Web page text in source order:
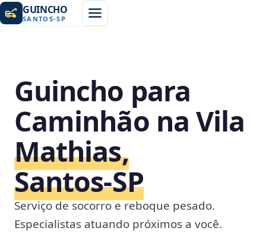
GUINCHO
SANTOS-SP
Guincho para
Caminhão na Vila
Mathias,
Santos‑SP
Serviço de socorro e reboque pesado.
Especialistas atuando próximos a você.